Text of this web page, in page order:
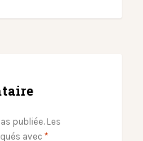
publiée. Les
avec *